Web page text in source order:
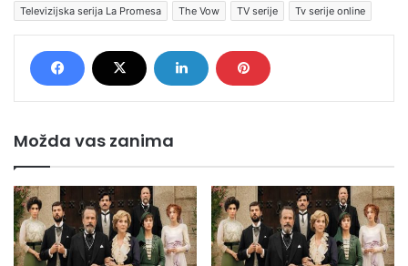
Televizijska serija La Promesa
The Vow TV serije Tv serije online
Možda vas zanima